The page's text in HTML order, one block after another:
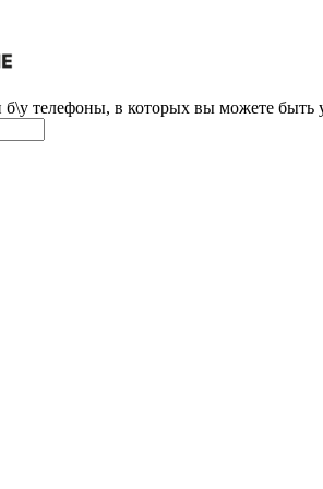
телефоны, в которых вы можете быть